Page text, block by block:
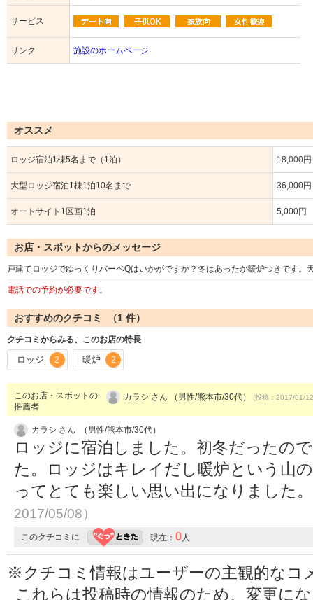
サービス
リンク 施設のホームページ
オススメ
ロッジ宿泊1棟5名まで（1泊） 18,000円
大型ロッジ宿泊1棟1泊10名まで 36,000円
オートサイト1区画1泊 5,000円
お店・スポットからのメッセージ
戸建てロッジでゆっくりバーベQはいかがですか？冬はあったか暖炉つきです
電話での予約が必要です。
おすすめのクチコミ （1 件）
クチコミからみる、このお店の特長
ロッジ 2 暖炉 2
このお店・スポットの
推薦者
カラシ さん （男性/熊本市/30代） (投稿：2017/01/
カラシ さん （男性/熊本市/30代）
ロッジに宿泊しました。初冬だったの
た。ロッジはキレイだし暖炉という山
ってとても楽しい思い出になりました
2017/05/08）
このクチコミに 現在： 0 人
※クチコミ情報はユーザーの主観的なコ
これらは投稿時の情報のため、変更に